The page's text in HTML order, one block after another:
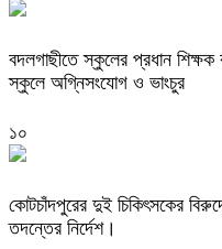
বদলগাছীতে স্কুলের প্রধান শিক্ষক
স্কুলে অগ্নিসংযোগ ও ভাংচুর
১০
কোটচাঁদপুরের দুই চিকিৎসকের
তদন্তের নির্দেশ।